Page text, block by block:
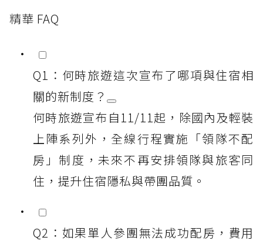
精華 FAQ
Q1：何時旅遊這次宣布了哪項與住宿相
關的新制度？
何時旅遊宣布自11/11起，除國內及輕裝
上陣系列外，全線行程實施「領隊不配
房」制度，未來不再安排領隊與旅客同
住，提升住宿隱私與帶團品質。
Q2：如果單人參團無法成功配房，費用